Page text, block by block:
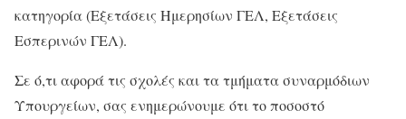
κατηγορία (Εξετάσεις Ημερησίων ΓΕΛ, Εξετάσεις
Εσπερινών ΓΕΛ).
Σε ό,τι αφορά τις σχολές και τα τμήματα συναρμόδιων
Υπουργείων, σας ενημερώνουμε ότι το ποσοστό